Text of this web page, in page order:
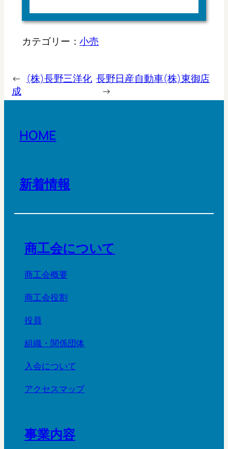
カテゴリー：小売
← (株)長野三洋化
成
長野日産自動車(株)東御店
→
HOME
新着情報
商工会について
商工会概要
商工会役割
役員
組織・関係団体
入会について
アクセスマップ
事業内容